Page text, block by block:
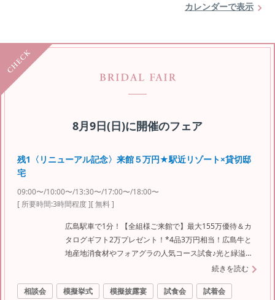
カレンダーで表示
8月9日(日)に開催のフェア
残1〈リニューアル記念〉来館５万円★駅近リゾート×貸切邸
宅
09:00〜/10:00〜/13:30〜/17:00〜/18:00〜
[ 所要時間:3時間程度][ 無料 ]
広島駅車で1分！【全組様ご来館で】最大155万優待＆カ
タログギフト2万プレゼント！*4品3万円相当！広島牛と
地産地消食材やフォアグラの人気コース試食♪光と緑溢れ
続きを読む
相談会 模擬挙式 模擬披露宴 試食会
試着会